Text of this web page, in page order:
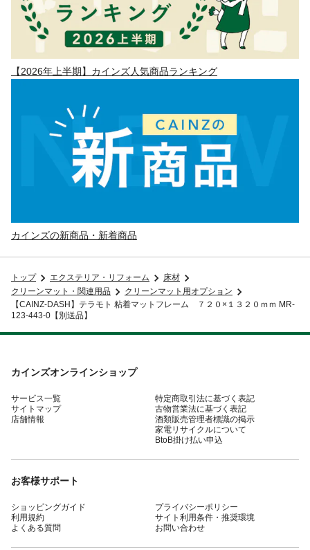
【2026年上半期】カインズ人気商品ランキング
カインズの新商品・新着商品
トップ エクステリア・リフォーム
床材
クリーンマット・関連用品
クリーンマット用オプション
【CAINZ-DASH】テラモト 粘着マットフレーム ７２０×１３２０ｍｍ MR-
123-443-0【別送品】
カインズオンラインショップ
サービス一覧
サイトマップ
店舗情報
特定商取引法に基づく表記
古物営業法に基づく表記
酒類販売管理者標識の掲示
家電リサイクルについて
BtoB掛け払い申込
お客様サポート
ショッピングガイド
利用規約
よくある質問
プライバシーポリシー
サイト利用条件・推奨環境
お問い合わせ